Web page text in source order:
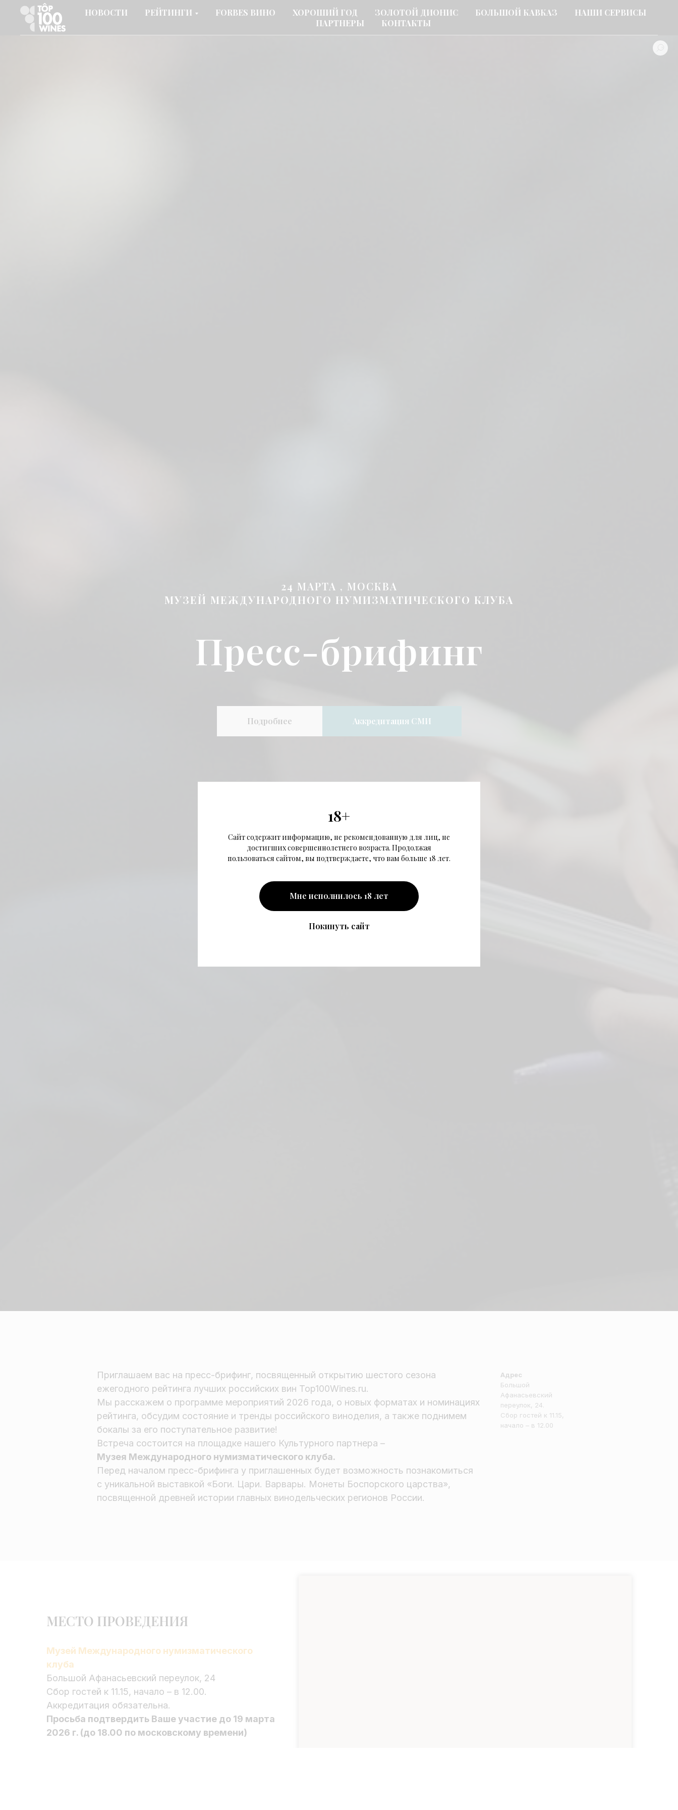
18+
Сайт содержит информацию, не рекомендованную для лиц, не
достигших совершеннолетнего возраста. Продолжая
пользоваться сайтом, вы подтверждаете, что вам больше 18 лет.
Мне исполнилось 18 лет
Покинуть сайт
НОВОСТИ РЕЙТИНГИ FORBES ВИНО ХОРОШИЙ ГОД ЗОЛОТОЙ ДИОНИС БОЛЬШОЙ КАВКАЗ
НАШИ СЕРВИСЫ
ПАРТНЕРЫ
КОНТАКТЫ
24 МАРТА , МОСКВА
МУЗЕЙ МЕЖДУНАРОДНОГО НУМИЗМАТИЧЕСКОГО КЛУБА
Пресс-брифинг
Подробнее Аккредитация СМИ
Приглашаем вас на пресс-брифинг, посвященный открытию шестого сезона
ежегодного рейтинга лучших российских вин Top100Wines.ru.
Мы расскажем о программе мероприятий 2026 года, о новых форматах и номинациях
рейтинга, обсудим состояние и тренды российского виноделия, а также поднимем
бокалы за его поступательное развитие!
Встреча состоится на площадке нашего Культурного партнера –
Музея Международного нумизматического клуба.
Перед началом пресс-брифинга у приглашенных будет возможность познакомиться
с уникальной выставкой «Боги. Цари. Варвары. Монеты Боспорского царства»,
посвященной древней истории главных винодельческих регионов России.
Адрес
Большой
Афанасьевский
переулок, 24.
Сбор гостей к 11.15,
начало – в 12.00
МЕСТО ПРОВЕДЕНИЯ
Музей Международного нумизматического
клуба
Большой Афанасьевский переулок, 24
Сбор гостей к 11.15, начало – в 12.00.
Аккредитация обязательна.
Просьба подтвердить Ваше участие до 19 марта
2026 г. (до 18.00 по московскому времени)